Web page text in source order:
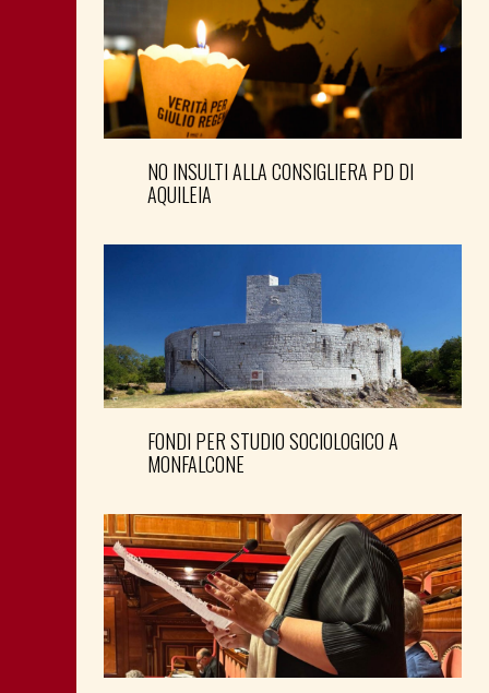
NO INSULTI ALLA CONSIGLIERA PD DI
AQUILEIA
FONDI PER STUDIO SOCIOLOGICO A
MONFALCONE